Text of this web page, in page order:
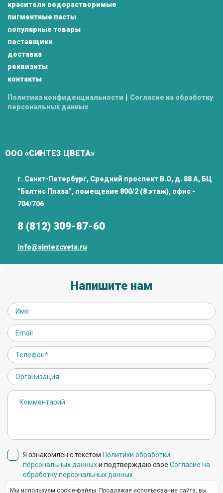
ООО «СИНТЕЗ ЦВЕТА»
г. Санкт-Петербург, Средний проспект В.О, д. 88 А, БЦ
"Балтис Плаза", помещение 800/2 (8 этаж), офис -
704/706
8 (812) 309-87-60
info@sintezcveta.ru
красители водорастворимые
пигментные пасты
популярные товары
поставщики
доставка
реквизиты
контакты
Политика конфиденциальности | Согласие на обработку
персональных данных
Напишите нам
Я ознакомлен с текстом Политики обработки
персональных данныхи подтверждаю свое Согласие на
обработку персональных данных
Мы используем cookie-файлы. Продолжая использование сайта, вы